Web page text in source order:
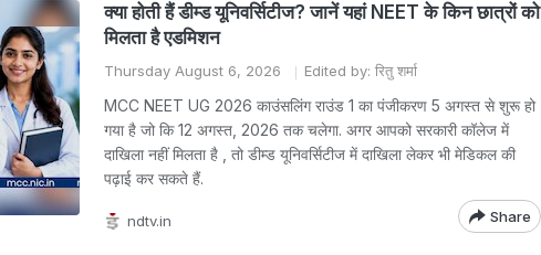
क्या होती हैं डीम्ड यूनिवर्सिटीज? जानें यहां NEET के किन छात्रों को
मिलता है एडमिशन
Thursday August 6, 2026 Edited by: रितु शर्मा
MCC NEET UG 2026 काउंसलिंग राउंड 1 का पंजीकरण 5 अगस्त से शुरू हो
गया है जो कि 12 अगस्त, 2026 तक चलेगा. अगर आपको सरकारी कॉलेज में
दाखिला नहीं मिलता है , तो डीम्ड यूनिवर्सिटीज में दाखिला लेकर भी मेडिकल की
पढ़ाई कर सकते हैं.
ndtv.in Share